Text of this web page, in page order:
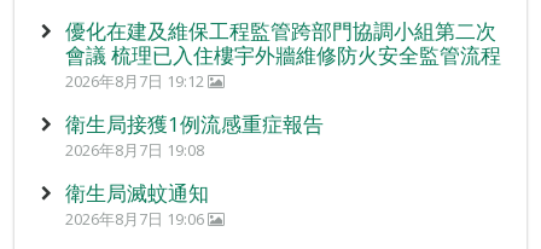
優化在建及維保工程監管跨部門協調小組第二次
會議 梳理已入住樓宇外牆維修防火安全監管流程
2026年8月7日 19:12
衛生局接獲1例流感重症報告
2026年8月7日 19:08
衛生局滅蚊通知
2026年8月7日 19:06